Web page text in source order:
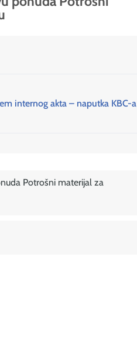
internog akta – naputka KBC-a
Potrošni materijal za